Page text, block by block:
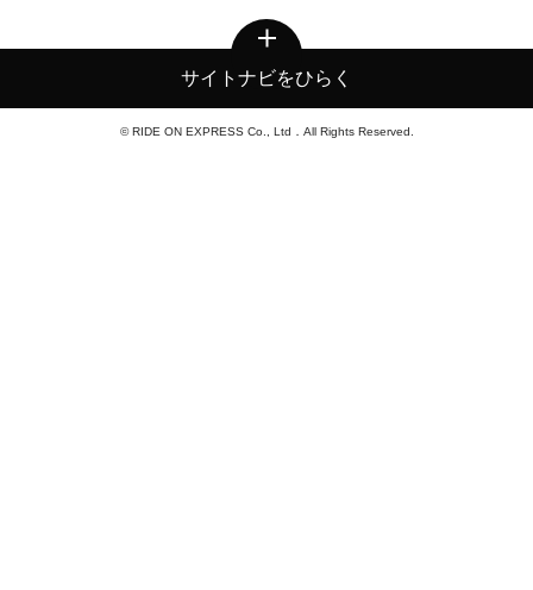
サイトナビをひらく
© RIDE ON EXPRESS Co., Ltd．All Rights Reserved.